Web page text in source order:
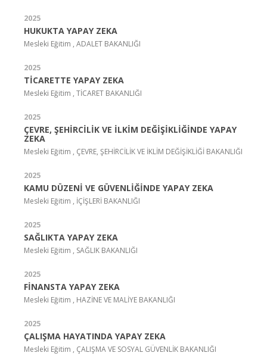
2025
HUKUKTA YAPAY ZEKA
Mesleki Eğitim , ADALET BAKANLIĞI
2025
TİCARETTE YAPAY ZEKA
Mesleki Eğitim , TİCARET BAKANLIĞI
2025
ÇEVRE, ŞEHİRCİLİK VE İLKİM DEĞİŞİKLİĞİNDE YAPAY
ZEKA
Mesleki Eğitim , ÇEVRE, ŞEHİRCİLİK VE İKLİM DEĞİŞİKLİĞİ BAKANLIĞI
2025
KAMU DÜZENİ VE GÜVENLİĞİNDE YAPAY ZEKA
Mesleki Eğitim , İÇİŞLERİ BAKANLIĞI
2025
SAĞLIKTA YAPAY ZEKA
Mesleki Eğitim , SAĞLIK BAKANLIĞI
2025
FİNANSTA YAPAY ZEKA
Mesleki Eğitim , HAZİNE VE MALİYE BAKANLIĞI
2025
ÇALIŞMA HAYATINDA YAPAY ZEKA
Mesleki Eğitim , ÇALIŞMA VE SOSYAL GÜVENLİK BAKANLIĞI